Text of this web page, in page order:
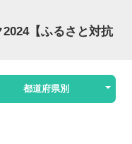
【ふるさと対抗
都道府県別